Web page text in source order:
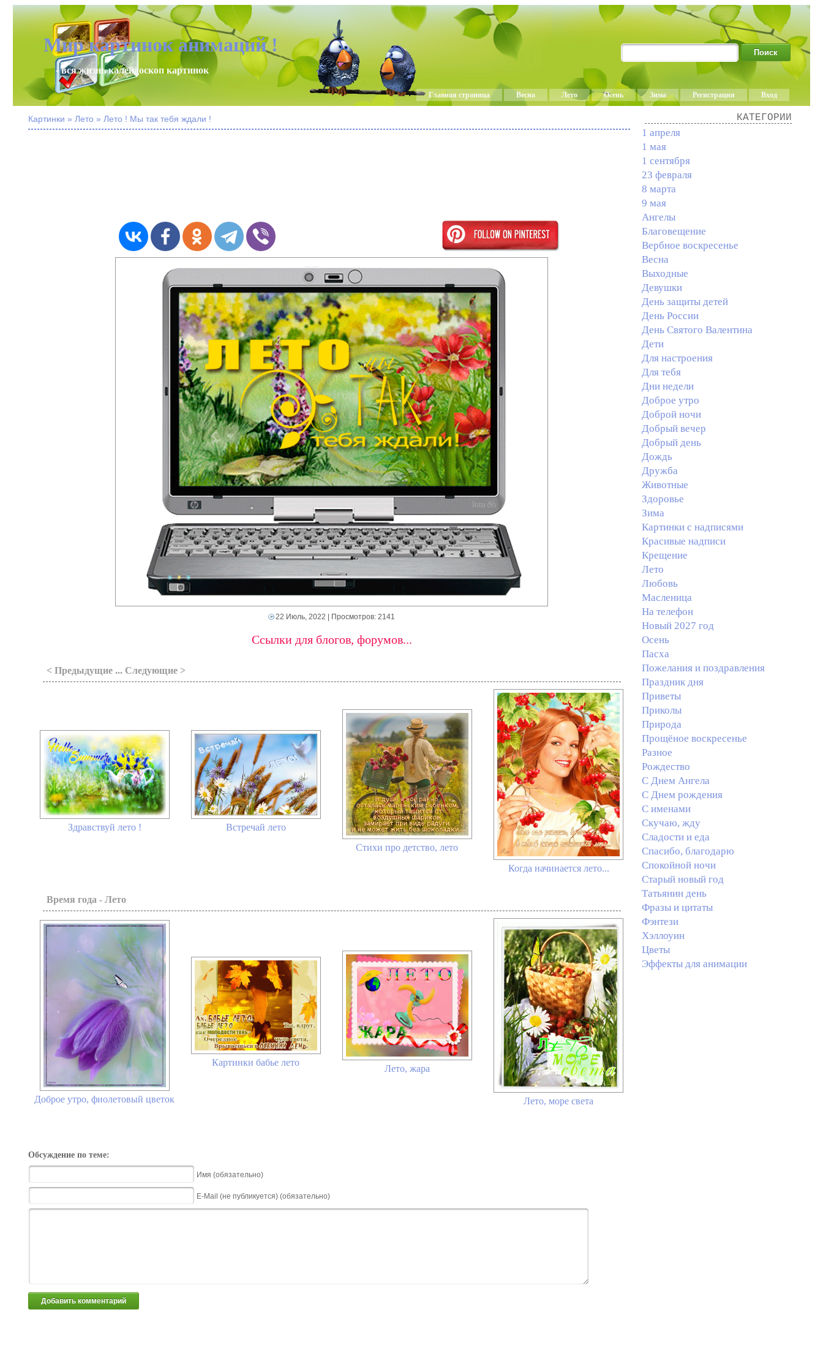
Мир картинок анимаций !
- вся жизнь калейдоскоп картинок
Главная страница Весна Лето Осень Зима Регистрация Вход
Картинки » Лето » Лето ! Мы так тебя ждали !
22 Июль, 2022 | Просмотров: 2141
Ссылки для блогов, форумов...
< Предыдущие ... Следующие >
Здравствуй лето !
Встречай лето
Стихи про детство, лето
Когда начинается лето...
Время года - Лето
Доброе утро, фиолетовый цветок
Картинки бабье лето
Лето, жара
Лето, море света
Обсуждение по теме:
Имя (обязательно)
E-Mail (не публикуется) (обязательно)
КАТЕГОРИИ
1 апреля
1 мая
1 сентября
23 февраля
8 марта
9 мая
Ангелы
Благовещение
Вербное воскресенье
Весна
Выходные
Девушки
День защиты детей
День России
День Святого Валентина
Дети
Для настроения
Для тебя
Дни недели
Доброе утро
Доброй ночи
Добрый вечер
Добрый день
Дождь
Дружба
Животные
Здоровье
Зима
Картинки с надписями
Красивые надписи
Крещение
Лето
Любовь
Масленица
На телефон
Новый 2027 год
Осень
Пасха
Пожелания и поздравления
Праздник дня
Приветы
Приколы
Природа
Прощёное воскресенье
Разное
Рождество
С Днем Ангела
С Днем рождения
С именами
Скучаю, жду
Сладости и еда
Спасибо, благодарю
Спокойной ночи
Старый новый год
Татьянин день
Фразы и цитаты
Фэнтези
Хэллоуин
Цветы
Эффекты для анимации